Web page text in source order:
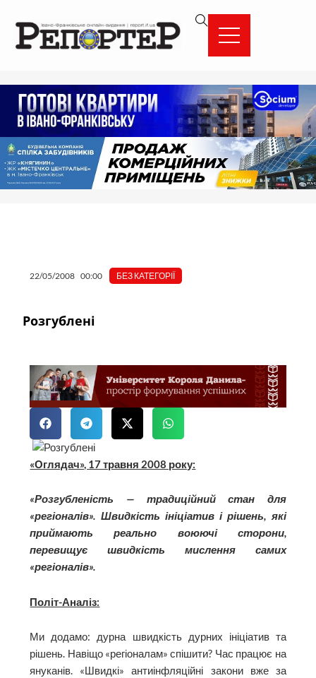
вмісту
22/05/2008 00:00 БЕЗ КАТЕГОРІЇ
Розгублені
«Оглядач», 17 травня 2008 року:
«Розгубленість — традиційний стан для
«регіоналів». Швидкість ініціатив і рішень, які
приймають реально воюючі сторони,
перевищує швидкість мислення самих
«регіоналів».
Політ-Аналіз:
Ми додамо: дурна швидкість дурних ініціатив та
рішень. Навіщо «регіоналам» спішити? Час працює на
януканів. «Швидкі» антиінфляційні закони вже за